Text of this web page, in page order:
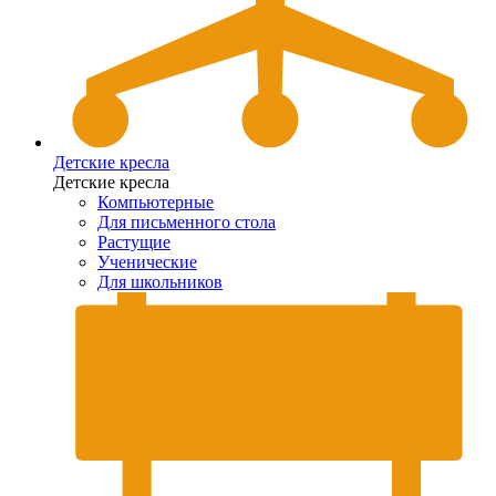
Детские кресла
Детские кресла
Компьютерные
Для письменного стола
Растущие
Ученические
Для школьников